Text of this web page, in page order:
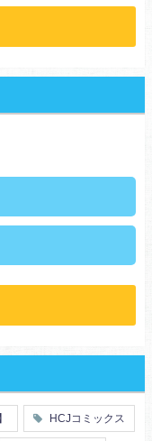
攻め
妹
HCJコミックス